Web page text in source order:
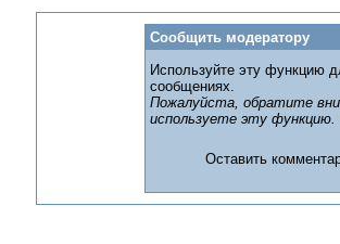
Сообщить модератору
Используйте эту функцию
сообщениях.
Пожалуйста, обратите
используете эту функцию.
Оставить